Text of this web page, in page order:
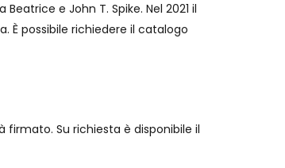
e John T. Spike. Nel 2021 il
È possibile richiedere il catalogo
Su richiesta è disponibile il